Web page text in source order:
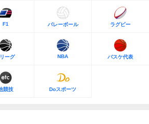
F1 バレーボール ラグビー
ーグ NBA バスケ代表
競技 Doスポーツ